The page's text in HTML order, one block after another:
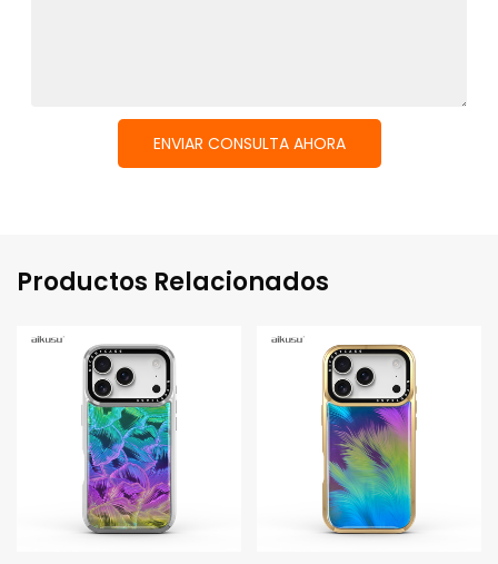
ENVIAR CONSULTA AHORA
Productos Relacionados